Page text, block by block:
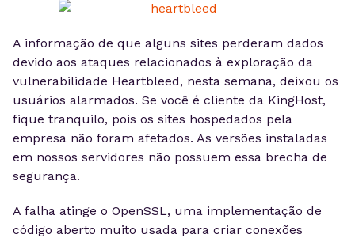
A informação de que alguns sites perderam dados
devido aos ataques relacionados à exploração da
vulnerabilidade Heartbleed, nesta semana, deixou os
usuários alarmados. Se você é cliente da KingHost,
fique tranquilo, pois os sites hospedados pela
empresa não foram afetados. As versões instaladas
em nossos servidores não possuem essa brecha de
segurança.
A falha atinge o OpenSSL, uma implementação de
código aberto muito usada para criar conexões